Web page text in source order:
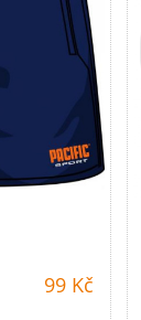
99 Kč